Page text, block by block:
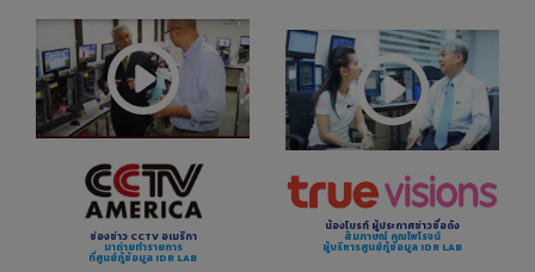
ช่องข่าว CCTV อเมริกา
มาถ่ายทำรายการ
ที่ศูนย์กู้ข้อมูล IDR LAB
น้องไบรท์ ผู้ประกาศข่าวชื่อดัง
สัมภาษณ์ คุณไพโรจน์
ผู้บริหารศูนย์กู้ข้อมูล IDR LAB